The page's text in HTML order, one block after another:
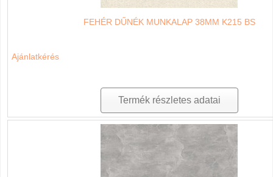
FEHÉR DŰNÉK MUNKALAP 38MM K215 BS
Ajánlatkérés
Termék részletes adatai